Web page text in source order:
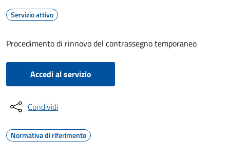
Servizio attivo
Procedimento di rinnovo del contrassegno temporaneo
Accedi al servizio
Condividi
Normativa di riferimento